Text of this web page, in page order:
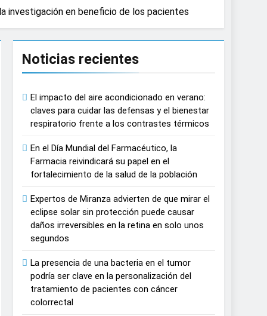
daños irreversibles en la retina en
tratamiento de pacientes con cáncer
proyecciones de películas de los
lactante
playas y otros espacios al aire
estratégica y modernización
muscular del deportista
investigación en beneficio de los pacientes
Noticias recientes
El impacto del aire acondicionado en verano:
claves para cuidar las defensas y el bienestar
respiratorio frente a los contrastes térmicos
En el Día Mundial del Farmacéutico, la
Farmacia reivindicará su papel en el
fortalecimiento de la salud de la población
Expertos de Miranza advierten de que mirar el
eclipse solar sin protección puede causar
daños irreversibles en la retina en solo unos
segundos
La presencia de una bacteria en el tumor
podría ser clave en la personalización del
tratamiento de pacientes con cáncer
colorrectal